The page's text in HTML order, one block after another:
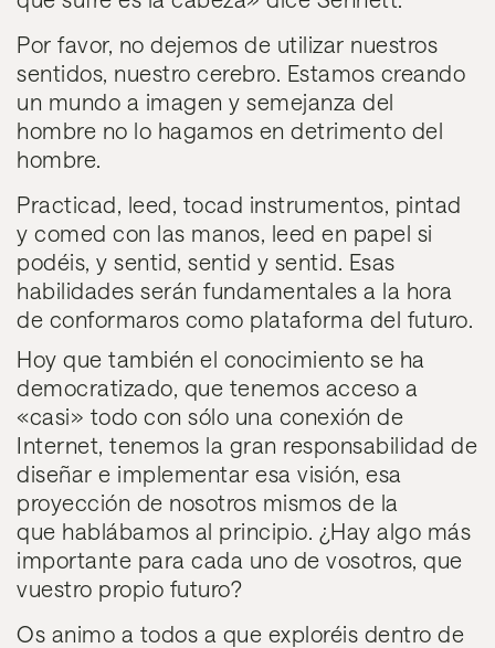
Por favor, no dejemos de utilizar nuestros
sentidos, nuestro cerebro. Estamos creando
un mundo a imagen y semejanza del
hombre no lo hagamos en detrimento del
hombre.
Practicad, leed, tocad instrumentos, pintad
y comed con las manos, leed en papel si
podéis, y sentid, sentid y sentid. Esas
habilidades serán fundamentales a la hora
de conformaros como plataforma del futuro.
Hoy que también el conocimiento se ha
democratizado, que tenemos acceso a
«casi» todo con sólo una conexión de
Internet, tenemos la gran responsabilidad de
diseñar e implementar esa visión, esa
proyección de nosotros mismos de la
que hablábamos al principio. ¿Hay algo más
importante para cada uno de vosotros, que
vuestro propio futuro?
Os animo a todos a que exploréis dentro de